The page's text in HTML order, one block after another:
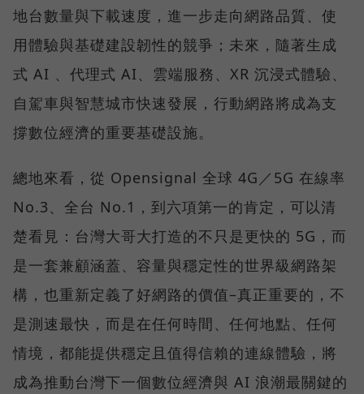
地台數量與下載速度，進一步走向網路品質、使
用體驗與基礎建設韌性的競爭；未來，隨著生成
式 AI 、代理式 AI、雲端服務、XR 沉浸式體驗、
自駕車與智慧城市快速發展，行動網路將成為支
撐數位經濟的重要基礎設施。
總地來看，從 Opensignal 全球 4G／5G 在線率
No.3、全台 No.1，到六項第一的肯定，可以清
楚看見：台灣大哥大打造的不只是更快的 5G，而
是一套兼顧涵蓋、容量與穩定性的世界級網路架
構，也重新定義了好網路的價值–真正重要的，不
是測速最快，而是在任何時間、任何地點、任何
情境，都能提供穩定且值得信賴的連線體驗，將
成為推動台灣下一個數位經濟與 AI 浪潮最關鍵的